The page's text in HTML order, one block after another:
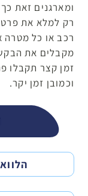
ומארגנים זאת
רק למלא את
רכב או כל מטרה
מקבלים את
זמן קצר תקבלו
וכמובן זמן יקר.